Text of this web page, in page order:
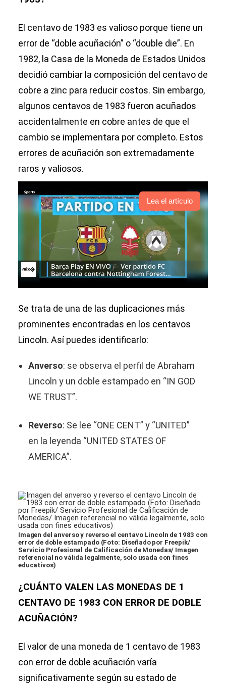
El centavo de 1983 es valioso porque tiene un
error de “doble acuñación” o “double die”. En
1982, la Casa de la Moneda de Estados Unidos
decidió cambiar la composición del centavo de
cobre a zinc para reducir costos. Sin embargo,
algunos centavos de 1983 fueron acuñados
accidentalmente en cobre antes de que el
cambio se implementara por completo. Estos
errores de acuñación son extremadamente
raros y valiosos.
Lea el artículo
Se trata de una de las duplicaciones más
prominentes encontradas en los centavos
Lincoln. Así puedes identificarlo:
Anverso: se observa el perfil de Abraham
Lincoln y un doble estampado en “IN GOD
WE TRUST”.
Reverso: Se lee “ONE CENT” y “UNITED”
en la leyenda “UNITED STATES OF
AMERICA”.
Imagen del anverso y reverso el centavo Lincoln de 1983 con
error de doble estampado (Foto: Diseñado por Freepik/
Servicio Profesional de Calificación de Monedas/ Imagen
referencial no válida legalmente, solo usada con fines
educativos)
¿CUÁNTO VALEN LAS MONEDAS DE 1
CENTAVO DE 1983 CON ERROR DE DOBLE
ACUÑACIÓN?
El valor de una moneda de 1 centavo de 1983
con error de doble acuñación varía
significativamente según su estado de